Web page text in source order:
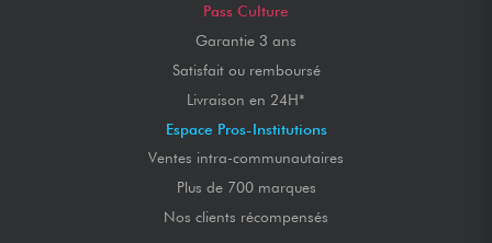
Pass Culture
Garantie 3 ans
Satisfait ou remboursé
Livraison en 24H*
Espace Pros-Institutions
Ventes intra-communautaires
Plus de 700 marques
Nos clients récompensés